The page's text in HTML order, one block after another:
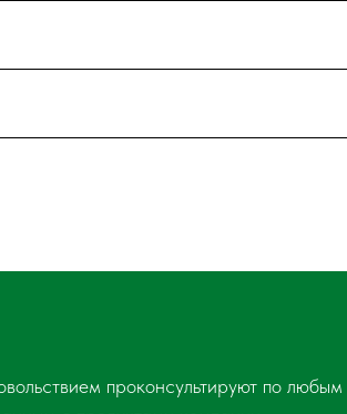
проконсультируют по любым